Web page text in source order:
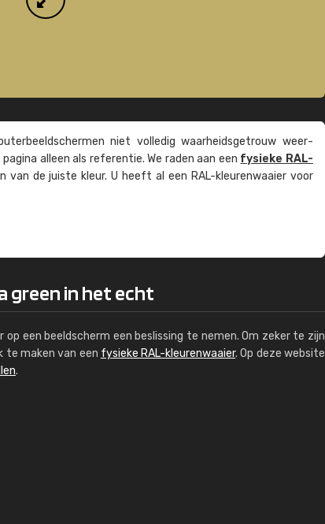
niet volledig waarheids­­getrouw weer­
alleen als referentie. We raden aan een fysieke RAL-
de juiste kleur. U heeft al een RAL-kleuren­waaier voor
green in het echt
op een beeldscherm een beslissing te nemen. Om zeker te zijn
te maken van een fysieke RAL-kleurenwaaier. Op deze website
.
Kambier BV